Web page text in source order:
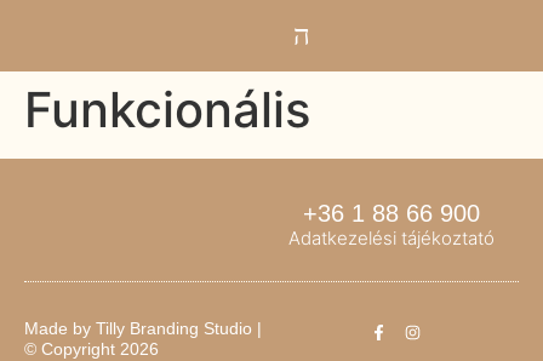
Funkcionális
+36 1 88 66 900
Adatkezelési tájékoztató
Made by Tilly Branding Studio |
© Copyright 2026